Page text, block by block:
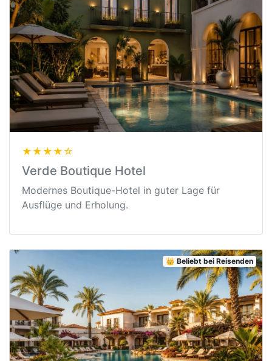
★★★★☆
Verde Boutique Hotel
Modernes Boutique-Hotel in guter Lage für
Ausflüge und Erholung.
👑 Beliebt bei Reisenden